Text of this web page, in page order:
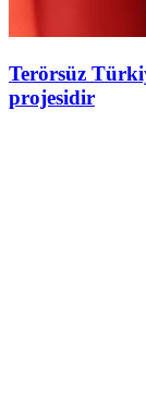
Terörsüz
projesidir